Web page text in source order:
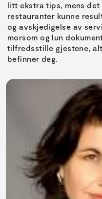
litt ekstra tips, mens det
restauranter kunne
og avskjedigelse av
morsom og lun
tilfredsstille gjestene,
befinner deg.